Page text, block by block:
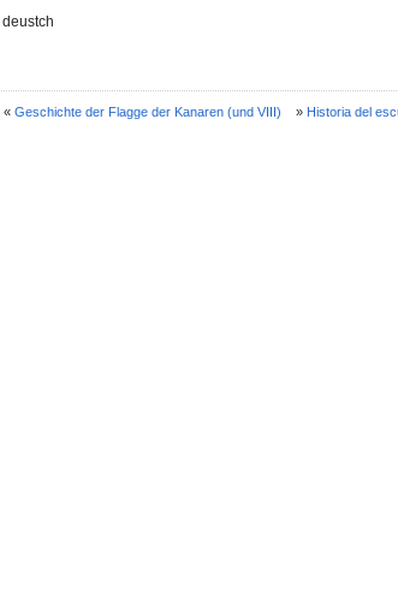
deustch
« Geschichte der Flagge der Kanaren (und VIII) » Historia del